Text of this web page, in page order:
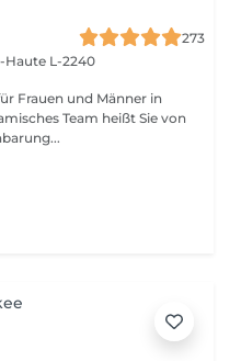
273
Haute L-2240
Frauen und Männer in
Team heißt Sie von